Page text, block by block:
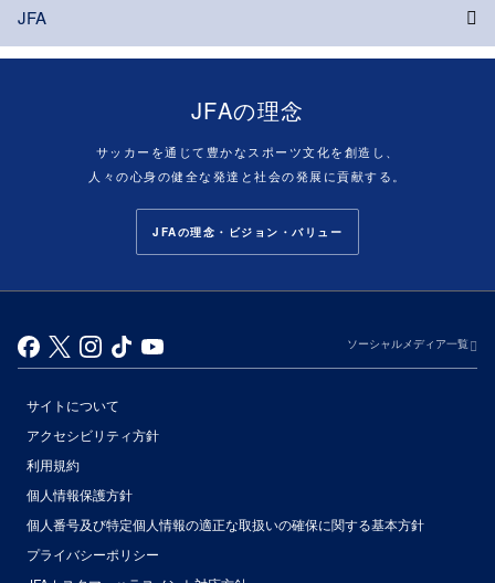
JFA
JFAの理念
サッカーを通じて豊かなスポーツ文化を創造し、
人々の心身の健全な発達と社会の発展に貢献する。
JFAの理念・ビジョン・バリュー
ソーシャルメディア一覧
サイトについて
アクセシビリティ方針
利用規約
個人情報保護方針
個人番号及び特定個人情報の適正な取扱いの確保に関する基本方針
プライバシーポリシー